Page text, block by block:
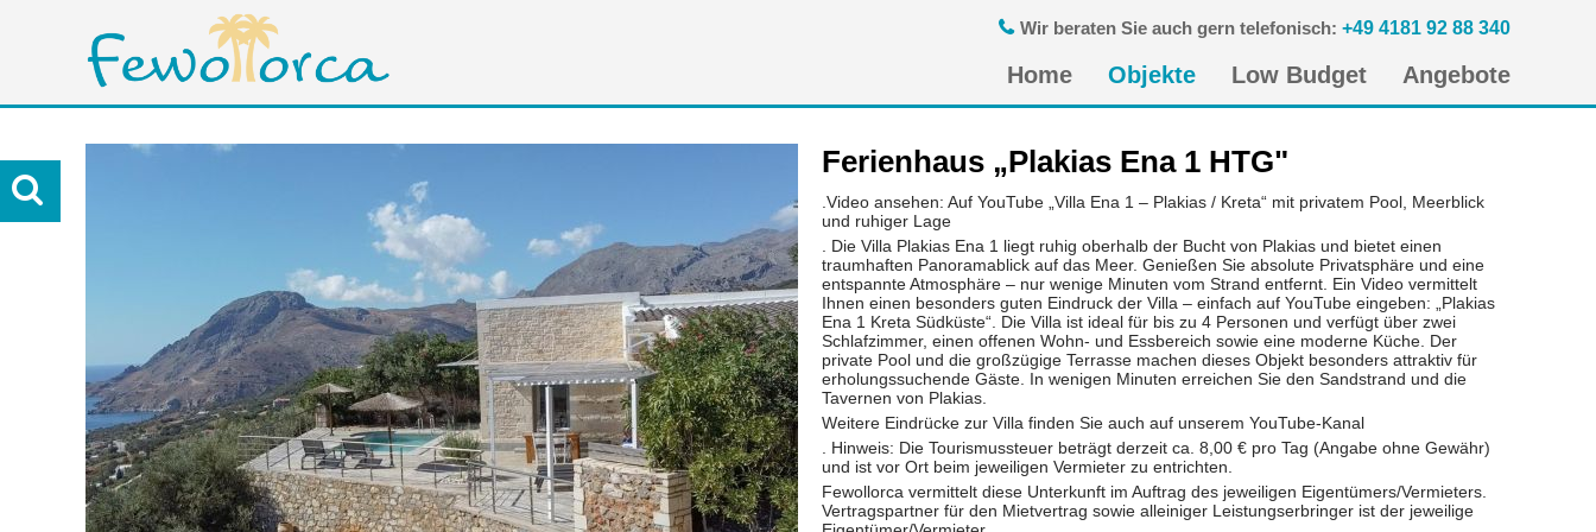
Wir beraten Sie auch gern telefonisch: +49 4181 92 88 340
überspringen
Home Objekte Low Budget Angebote
Ferienhaus „Plakias Ena 1 HTG"
.Video ansehen: Auf YouTube „Villa Ena 1 – Plakias / Kreta“ mit privatem Pool, Meerblick
und ruhiger Lage
. Die Villa Plakias Ena 1 liegt ruhig oberhalb der Bucht von Plakias und bietet einen
traumhaften Panoramablick auf das Meer. Genießen Sie absolute Privatsphäre und eine
entspannte Atmosphäre – nur wenige Minuten vom Strand entfernt. Ein Video vermittelt
Ihnen einen besonders guten Eindruck der Villa – einfach auf YouTube eingeben: „Plakias
Ena 1 Kreta Südküste“. Die Villa ist ideal für bis zu 4 Personen und verfügt über zwei
Schlafzimmer, einen offenen Wohn- und Essbereich sowie eine moderne Küche. Der
private Pool und die großzügige Terrasse machen dieses Objekt besonders attraktiv für
erholungssuchende Gäste. In wenigen Minuten erreichen Sie den Sandstrand und die
Tavernen von Plakias.
Weitere Eindrücke zur Villa finden Sie auch auf unserem YouTube-Kanal
. Hinweis: Die Tourismussteuer beträgt derzeit ca. 8,00 € pro Tag (Angabe ohne Gewähr)
und ist vor Ort beim jeweiligen Vermieter zu entrichten.
Fewollorca vermittelt diese Unterkunft im Auftrag des jeweiligen Eigentümers/Vermieters.
Vertragspartner für den Mietvertrag sowie alleiniger Leistungserbringer ist der jeweilige